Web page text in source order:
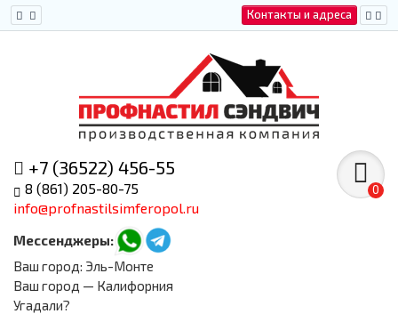
Контакты и адреса
+7 (36522) 456-55
8 (861) 205-80-75
info@profnastilsimferopol.ru
Мессенджеры:
0
Ваш город: Эль-Монте
Ваш город — Калифорния
Угадали?